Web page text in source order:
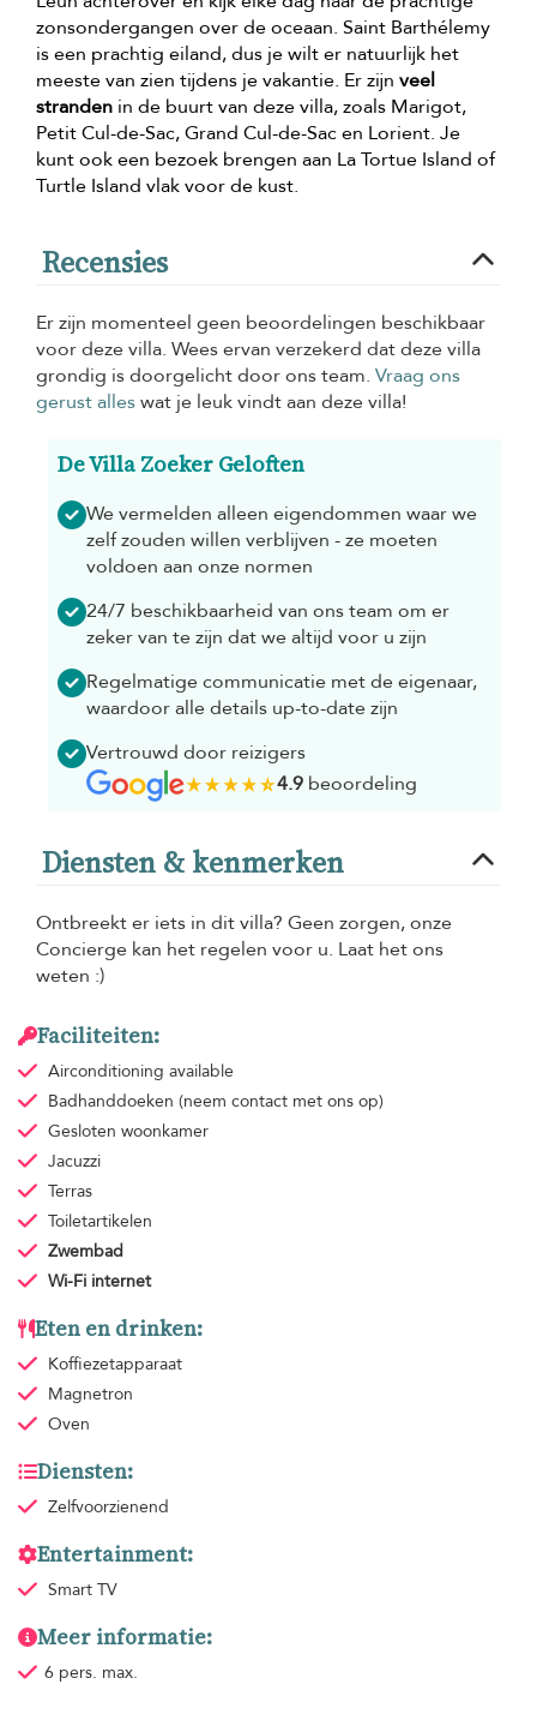
zonsondergangen over de oceaan. Saint Barthélemy
is een prachtig eiland, dus je wilt er natuurlijk het
meeste van zien tijdens je vakantie. Er zijn veel
stranden in de buurt van deze villa, zoals Marigot,
Petit Cul-de-Sac, Grand Cul-de-Sac en Lorient. Je
kunt ook een bezoek brengen aan La Tortue Island of
Turtle Island vlak voor de kust.
Recensies
Er zijn momenteel geen beoordelingen beschikbaar
voor deze villa. Wees ervan verzekerd dat deze villa
grondig is doorgelicht door ons team. Vraag ons
gerust alleswat je leuk vindt aan deze villa!
De Villa Zoeker Geloften
We vermelden alleen eigendommen waar we
zelf zouden willen verblijven - ze moeten
voldoen aan onze normen
24/7 beschikbaarheid van ons team om er
zeker van te zijn dat we altijd voor u zijn
Regelmatige communicatie met de eigenaar,
waardoor alle details up-to-date zijn
Vertrouwd door reizigers
4.9beoordeling
Diensten & kenmerken
Ontbreekt er iets in dit villa? Geen zorgen, onze
Concierge kan het regelen voor u. Laat het ons
weten :)
Faciliteiten:
Airconditioning available
Badhanddoeken (neem contact met ons op)
Gesloten woonkamer
Jacuzzi
Terras
Toiletartikelen
Zwembad
Wi-Fi internet
Eten en drinken:
Koffiezetapparaat
Magnetron
Oven
Diensten:
Zelfvoorzienend
Entertainment:
Smart TV
Meer informatie:
6 pers. max.